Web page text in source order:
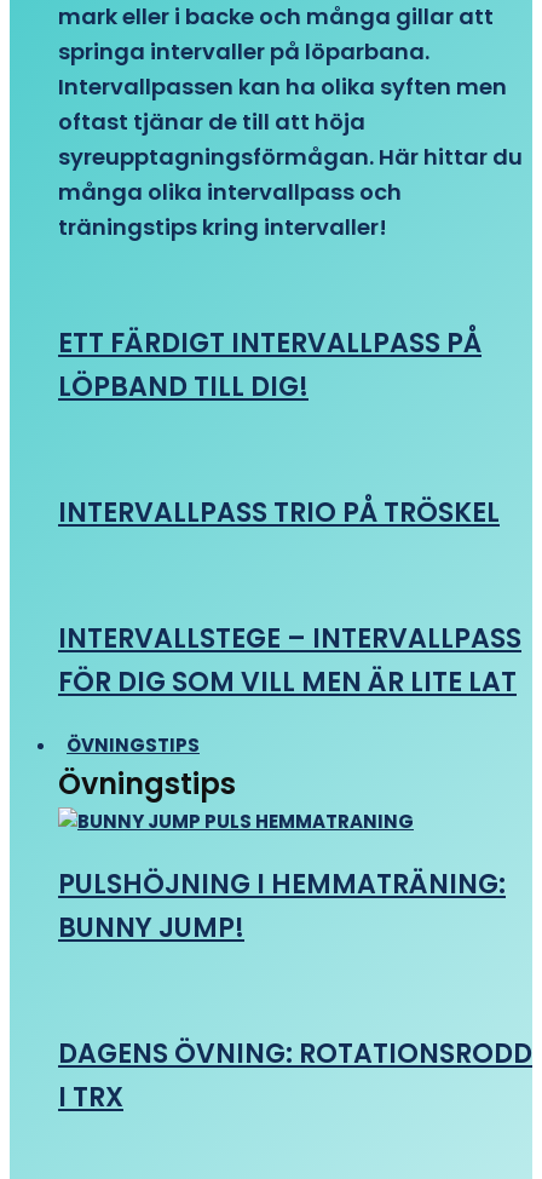
mark eller i backe och många gillar att
springa intervaller på löparbana.
Intervallpassen kan ha olika syften men
oftast tjänar de till att höja
syreupptagningsförmågan. Här hittar du
många olika intervallpass och
träningstips kring intervaller!
ETT FÄRDIGT INTERVALLPASS PÅ
LÖPBAND TILL DIG!
INTERVALLPASS TRIO PÅ TRÖSKEL
INTERVALLSTEGE – INTERVALLPASS
FÖR DIG SOM VILL MEN ÄR LITE LAT
ÖVNINGSTIPS
Övningstips
PULSHÖJNING I HEMMATRÄNING:
BUNNY JUMP!
DAGENS ÖVNING: ROTATIONSRODD
I TRX